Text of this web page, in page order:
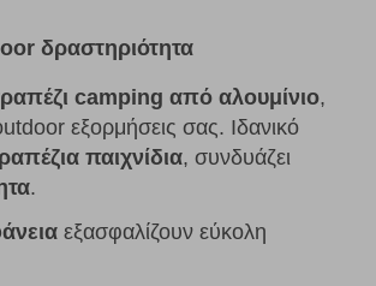
δραστηριότητα
camping από αλουμίνιο,
εξορμήσεις σας. Ιδανικό
παιχνίδια, συνδυάζει
.
εξασφαλίζουν εύκολη